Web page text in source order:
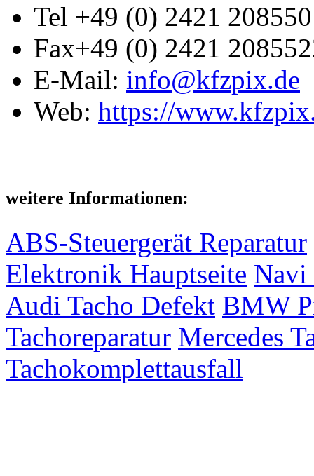
Tel +49 (0) 2421 208550
Fax+49 (0) 2421
E-Mail: info@kfzpix.de
Web: https://
weitere Informationen:
ABS-Steuergerät Reparatur
Elektronik Hauptseite Navi
Audi Tacho Defekt BMW
Tachoreparatur Mercedes
Tachokomplettausfall